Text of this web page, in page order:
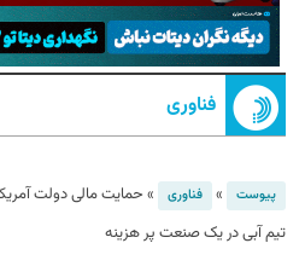
فناوری
پیوست » فناوری » حمایت مالی دولت
تیم آبی در یک صنعت پر هزینه